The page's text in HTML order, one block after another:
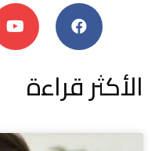
الأكثر قراءة